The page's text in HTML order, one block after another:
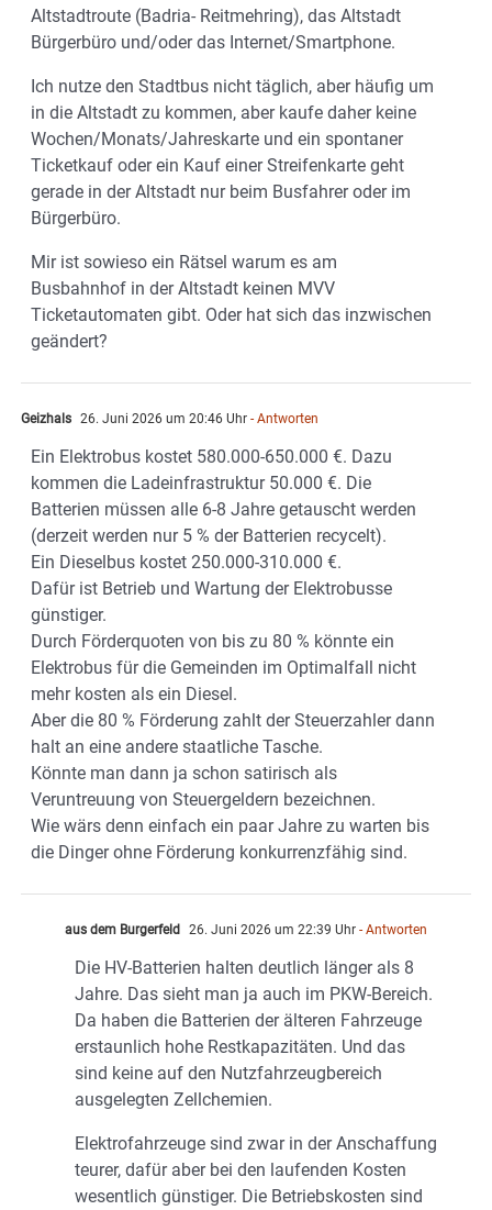
Altstadtroute (Badria- Reitmehring), das Altstadt
Bürgerbüro und/oder das Internet/Smartphone.
Ich nutze den Stadtbus nicht täglich, aber häufig um
in die Altstadt zu kommen, aber kaufe daher keine
Wochen/Monats/Jahreskarte und ein spontaner
Ticketkauf oder ein Kauf einer Streifenkarte geht
gerade in der Altstadt nur beim Busfahrer oder im
Bürgerbüro.
Mir ist sowieso ein Rätsel warum es am
Busbahnhof in der Altstadt keinen MVV
Ticketautomaten gibt. Oder hat sich das inzwischen
geändert?
Geizhals 26. Juni 2026 um 20:46 Uhr - Antworten
Ein Elektrobus kostet 580.000-650.000 €. Dazu
kommen die Ladeinfrastruktur 50.000 €. Die
Batterien müssen alle 6-8 Jahre getauscht werden
(derzeit werden nur 5 % der Batterien recycelt).
Ein Dieselbus kostet 250.000-310.000 €.
Dafür ist Betrieb und Wartung der Elektrobusse
günstiger.
Durch Förderquoten von bis zu 80 % könnte ein
Elektrobus für die Gemeinden im Optimalfall nicht
mehr kosten als ein Diesel.
Aber die 80 % Förderung zahlt der Steuerzahler dann
halt an eine andere staatliche Tasche.
Könnte man dann ja schon satirisch als
Veruntreuung von Steuergeldern bezeichnen.
Wie wärs denn einfach ein paar Jahre zu warten bis
die Dinger ohne Förderung konkurrenzfähig sind.
aus dem Burgerfeld 26. Juni 2026 um 22:39 Uhr - Antworten
Die HV-Batterien halten deutlich länger als 8
Jahre. Das sieht man ja auch im PKW-Bereich.
Da haben die Batterien der älteren Fahrzeuge
erstaunlich hohe Restkapazitäten. Und das
sind keine auf den Nutzfahrzeugbereich
ausgelegten Zellchemien.
Elektrofahrzeuge sind zwar in der Anschaffung
teurer, dafür aber bei den laufenden Kosten
wesentlich günstiger. Die Betriebskosten sind